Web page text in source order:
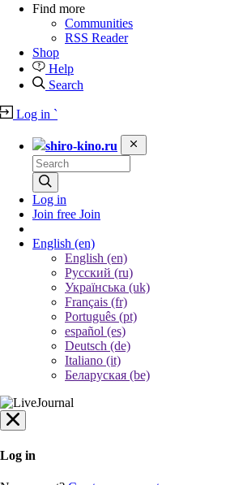
Find more
Communities
RSS Reader
Shop
Help
Search
Log in `
shiro-kino.ru
Log in
Join free Join
English (en)
English (en)
Русский (ru)
Українська (uk)
Français (fr)
Português (pt)
español (es)
Deutsch (de)
Italiano (it)
Беларуская (be)
Log in